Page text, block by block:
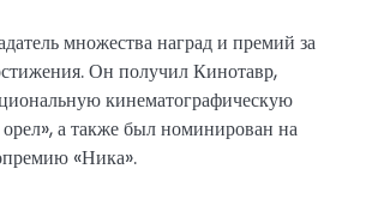
множества наград и премий за
Он получил Кинотавр,
кинематографическую
а также был номинирован на
«Ника».